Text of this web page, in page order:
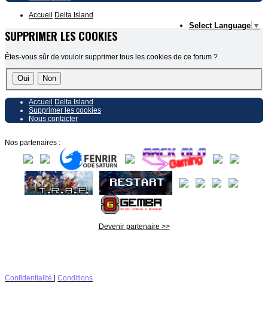
Accueil Delta Island
Select Language ▼
SUPPRIMER LES COOKIES
Êtes-vous sûr de vouloir supprimer tous les cookies de ce forum ?
Accueil Delta Island
Supprimer les cookies
Nous contacter
Nos partenaires :
Devenir partenaire >>
Confidentialité | Conditions